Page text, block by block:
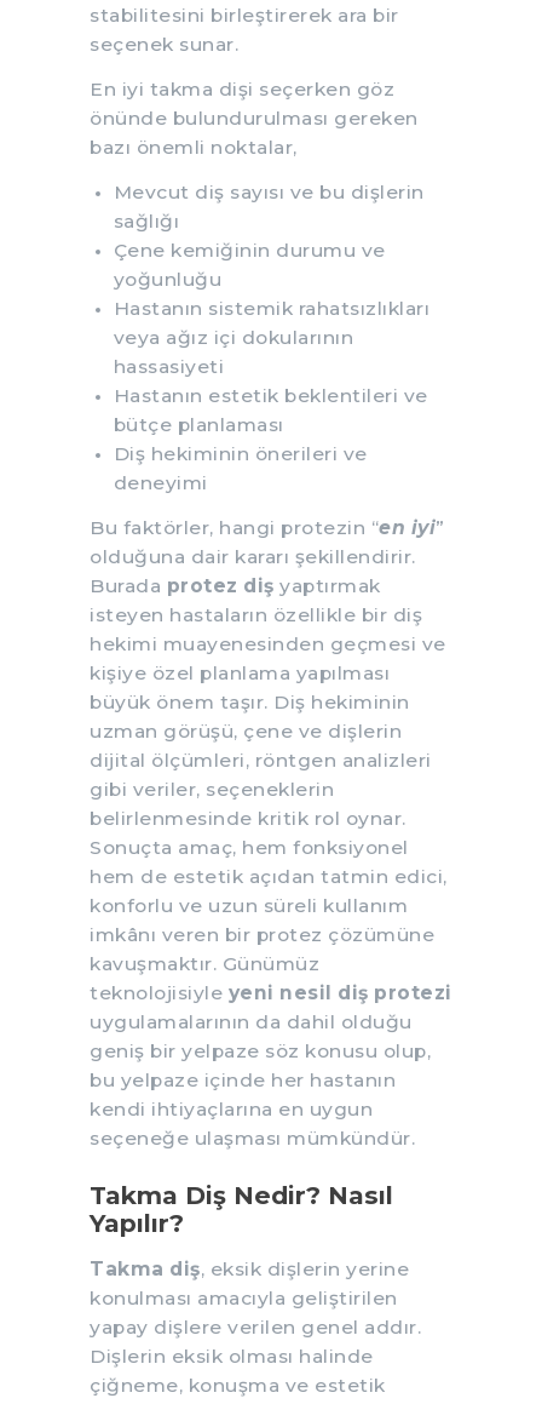
stabilitesini birleştirerek ara bir
seçenek sunar.
En iyi takma dişi seçerken göz
önünde bulundurulması gereken
bazı önemli noktalar,
Mevcut diş sayısı ve bu dişlerin
sağlığı
Çene kemiğinin durumu ve
yoğunluğu
Hastanın sistemik rahatsızlıkları
veya ağız içi dokularının
hassasiyeti
Hastanın estetik beklentileri ve
bütçe planlaması
Diş hekiminin önerileri ve
deneyimi
Bu faktörler, hangi protezin “en iyi”
olduğuna dair kararı şekillendirir.
Burada protez diş yaptırmak
isteyen hastaların özellikle bir diş
hekimi muayenesinden geçmesi ve
kişiye özel planlama yapılması
büyük önem taşır. Diş hekiminin
uzman görüşü, çene ve dişlerin
dijital ölçümleri, röntgen analizleri
gibi veriler, seçeneklerin
belirlenmesinde kritik rol oynar.
Sonuçta amaç, hem fonksiyonel
hem de estetik açıdan tatmin edici,
konforlu ve uzun süreli kullanım
imkânı veren bir protez çözümüne
kavuşmaktır. Günümüz
teknolojisiyle yeni nesil diş protezi
uygulamalarının da dahil olduğu
geniş bir yelpaze söz konusu olup,
bu yelpaze içinde her hastanın
kendi ihtiyaçlarına en uygun
seçeneğe ulaşması mümkündür.
Takma Diş Nedir? Nasıl
Yapılır?
Takma diş, eksik dişlerin yerine
konulması amacıyla geliştirilen
yapay dişlere verilen genel addır.
Dişlerin eksik olması halinde
çiğneme, konuşma ve estetik